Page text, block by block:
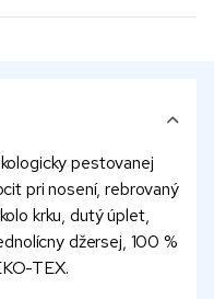
pestovanej
pri nosení, rebrovaný
krku, dutý úplet,
džersej, 100 %
TEX.